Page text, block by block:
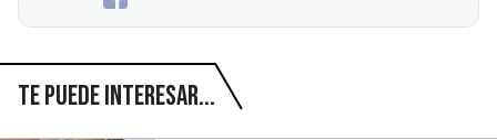
Te puede interesar...